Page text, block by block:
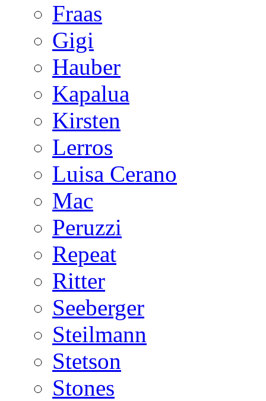
Fraas
Gigi
Hauber
Kapalua
Kirsten
Lerros
Luisa Cerano
Mac
Peruzzi
Repeat
Ritter
Seeberger
Steilmann
Stetson
Stones